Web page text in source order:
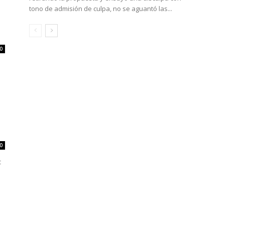
0
0
tono de admisión de culpa, no se aguantó las...